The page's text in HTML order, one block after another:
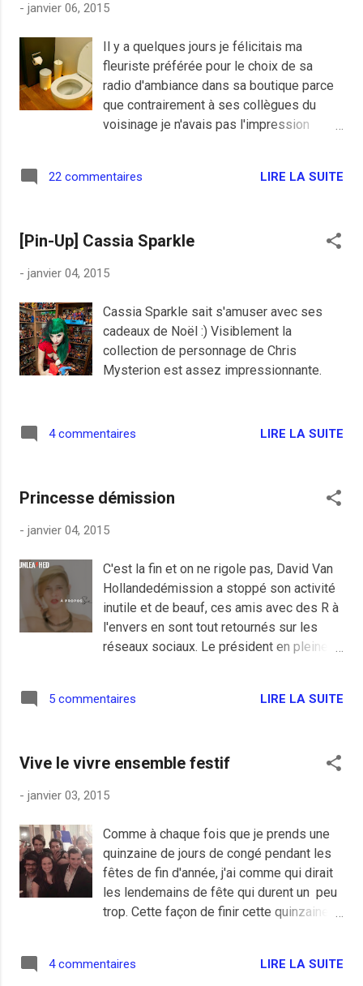
- janvier 06, 2015
Il y a quelques jours je félicitais ma
fleuriste préférée pour le choix de sa
radio d'ambiance dans sa boutique parce
que contrairement à ses collègues du
voisinage je n'avais pas l'impression
les spots chauffants des magasins
part de fabrique à étrons comme NRJ,
ressemblent dans leur nullité musicale
gouvernement pour l’interdiction de cette
pollution sonore et la mise au goulag pour
Pharell Williams, maître Gims et tous leurs
amis, je reste pessimiste sur l'avenir de la
comme moi se restructure en cherchant la
trois autres. Le nouveau directeur
22 commentaires LIRE LA SUITE
[Pin-Up] Cassia Sparkle
- janvier 04, 2015
Cassia Sparkle sait s'amuser avec ses
cadeaux de Noël :) Visiblement la
collection de personnage de Chris
Mysterion est assez impressionnante.
4 commentaires LIRE LA SUITE
Princesse démission
- janvier 04, 2015
C'est la fin et on ne rigole pas, David Van
Hollandedémission a stoppé son activité
inutile et de beauf, ces amis avec des R à
l'envers en sont tout retournés sur les
réseaux sociaux. Le président en pleine
sa main droite. Ceci n'est pas un billet
genre. Heureusement une relève plus
flambeau tenu et du combat contre la
Comme elle l'explique, allez hop hop hop,
et qu'ça saute! (*) (*) Dans son cul,
surtout.
5 commentaires LIRE LA SUITE
Vive le vivre ensemble festif
- janvier 03, 2015
Comme à chaque fois que je prends une
quinzaine de jours de congé pendant les
fêtes de fin d'année, j'ai comme qui dirait
les lendemains de fête qui durent un peu
trop. Cette façon de finir cette quinzaine
d'année et un anniversaire de début
4 commentaires LIRE LA SUITE